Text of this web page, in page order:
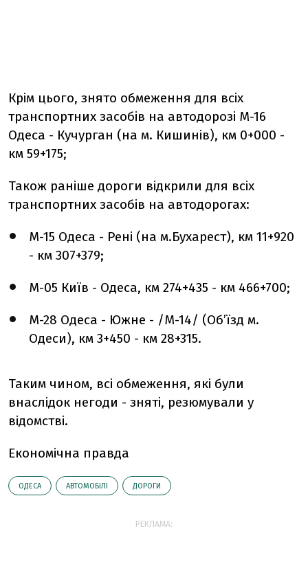
Крім цього, знято обмеження для всіх
транспортних засобів на автодорозі М-16
Одеса - Кучурган (на м. Кишинів), км 0+000 -
км 59+175;
Також раніше дороги відкрили для всіх
транспортних засобів на автодорогах:
М-15 Одеса - Рені (на м.Бухарест), км 11+920
- км 307+379;
М-05 Київ - Одеса, км 274+435 - км 466+700;
М-28 Одеса - Южне - /М-14/ (Об’їзд м.
Одеси), км 3+450 - км 28+315.
Таким чином, всі обмеження, які були
внаслідок негоди - зняті, резюмували у
відомстві.
Економічна правда
ОДЕСА АВТОМОБІЛІ ДОРОГИ
РЕКЛАМА: